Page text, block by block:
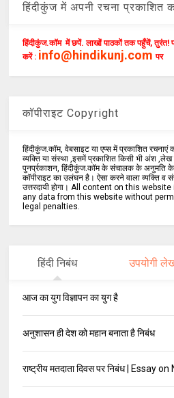
हिंदीकुंज में अपनी रचना प्रकाशित
हिंदीकुंज.कॉम में छपें. लाखों पाठकों तक पहुँचें, तुरंत!
करें : info@hindikunj.com पर
कॉपीराइट Copyright
हिंदीकुंज.कॉम, वेबसाइट या एप्स में प्रकाशित रचनाएं
व्यक्ति या संस्था ,इसमें प्रकाशित किसी भी अंश
पुनर्प्रकाशन, हिंदीकुंज.कॉम के संचालक के अनुमति के
कॉपीराइट का उलंघन है। ऐसा करने वाला व्यक्ति व
उत्तरदायी होगा। All content on this
any data from this website without
legal penalties.
हिंदी निबंध उपयोगी
आज का युग विज्ञापन का युग है
अनुशासन ही देश को महान बनाता है निबंध
राष्ट्रीय मतदाता दिवस पर निबंध | Essay